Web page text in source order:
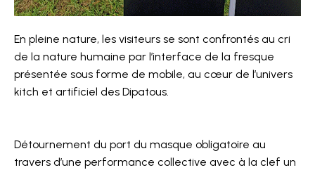
En pleine nature, les visiteurs se sont confrontés au cri
de la nature humaine par l’interface de la fresque
présentée sous forme de mobile, au cœur de l’univers
kitch et artificiel des Dipatous.
Détournement du port du masque obligatoire au
travers d’une performance collective avec à la clef un